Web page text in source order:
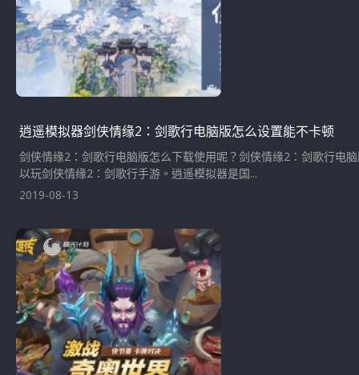
逍遥模拟器剑侠情缘2：剑歌行电脑版怎么设置能不卡顿
剑侠情缘2：剑歌行电脑版怎么下载使用呢？剑侠情缘2：剑歌行电
以玩剑侠情缘2：剑歌行手游。逍遥模拟器是国...
2019-08-13